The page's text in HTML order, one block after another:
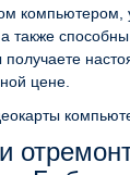
также
цене.